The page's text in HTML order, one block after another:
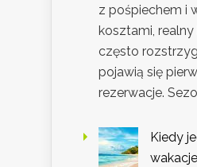
z pośpiechem i
kosztami,
często
pojawią się
rezerwacje.
Kiedy